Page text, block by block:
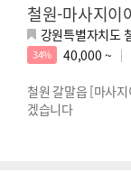
철원-마사지이
강원특별자치도
34% 40,000 ~
철원 갈말읍 [마사
겠습니다